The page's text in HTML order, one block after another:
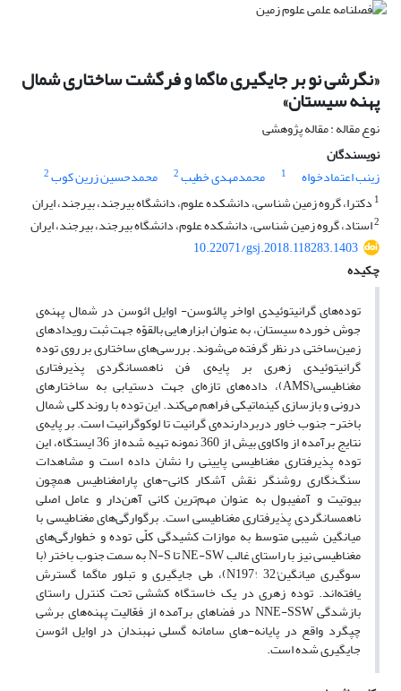
«نگرشی نو بر جایگیری ماگما و فرگشت ساختاری شمال
پهنه سیستان»
نوع مقاله : مقاله پژوهشی
نویسندگان
زینب اعتمادخواه
1 محمدمهدی خطیب2 محمدحسین زرین کوب2
1 دکترا، گروه زمین شناسی، دانشکده علوم، دانشگاه بیرجند، بیرجند، ایران
2استاد، گروه زمین شناسی، دانشکده علوم، دانشگاه بیرجند، بیرجند، ایران
10.22071/gsj.2018.118283.1403
چکیده
توده‌های گرانیتوئیدی اواخر پالئوسن- اوایل ائوسن در شمال پهنه‌ی
جوش خورده سیستان، به عنوان ابزارهایی بالقوّه جهت ثبت رویدادهای
زمین‌ساختی در نظر گرفته می‌شوند. بررسی‌های ساختاری بر روی توده
گرانیتوئیدی زهری بر پایه‌ی فن ناهمسانگردی پذیرفتاری
مغناطیسی(AMS)، داده‌های تازه‌ای جهت دستیابی به ساختارهای
درونی و بازسازی کینماتیکی فراهم می‌کند. این توده با روند کلی شمال
باختر- جنوب خاور دربردارنده‌ی گرانیت تا لوکوگرانیت است. بر پایه‌ی
نتایج برآمده از واکاوی بیش از 360 نمونه تهیه شده از 36 ایستگاه، این
توده پذیرفتاری مغناطیسی پایینی را نشان داده است و مشاهدات
سنگ‌نگاری روشنگر نقش آشکار کانی-های پارامغناطیس همچون
بیوتیت و آمفیبول به عنوان مهم‌ترین کانی آهن‌دار و عامل اصلی
ناهمسانگردی پذیرفتاری مغناطیسی است. برگوارگی‌های مغناطیسی با
میانگین شیبی متوسط به موازات کشیدگی کلّی توده و خطوارگی‌های
مغناطیسی نیز با راستای غالب NE-SW تا N-S به سمت جنوب باختر (با
سوگیری میانگینN197°, 32°)، طی جایگیری و تبلور ماگما گسترش
یافته‌اند. توده زهری در یک خاستگاه کششی تحت کنترل راستای
بازشدگی NNE-SSW در فضاهای برآمده از فعّالیت پهنه‌های برشی
چپگرد واقع در پایانه-های سامانه گسلی نهبندان در اوایل ائوسن
جایگیری شده است.